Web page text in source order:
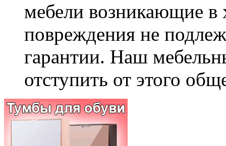
мебели возникающие в
повреждения не
гарантии. Наш
отступить от этого